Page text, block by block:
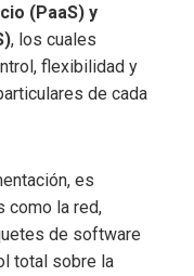
(PaaS) y
, los cuales
flexibilidad y
de cada
es
como la red,
de software
total sobre la